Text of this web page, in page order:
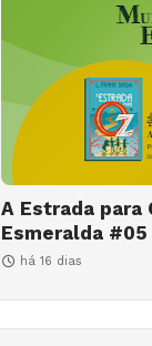
A Estrada para
Esmeralda
há 16 dias